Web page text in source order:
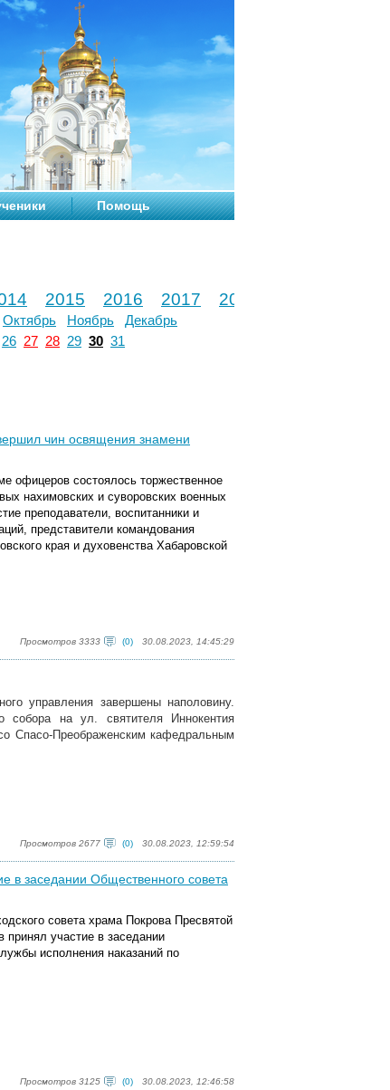
Помощь
2015 2016 2017 2018
Октябрь Ноябрь
Декабрь
26 27 28 29 30 31
чин освящения знамени
офицеров состоялось торжественное
нахимовских и суворовских военных
преподаватели, воспитанники и
представители командования
края и духовенства Хабаровской
Просмотров 3333 (0) 30.08.2023, 14:45:29
управления завершены наполовину.
собора на ул. святителя Иннокентия
Спасо-Преображенским кафедральным
Просмотров 2677 (0) 30.08.2023, 12:59:54
в заседании Общественного совета
совета храма Покрова Пресвятой
принял участие в заседании
исполнения наказаний по
Просмотров 3125 (0) 30.08.2023, 12:46:58